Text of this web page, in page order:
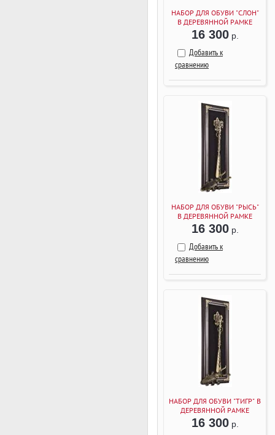
НАБОР ДЛЯ ОБУВИ "СЛОН"
В ДЕРЕВЯННОЙ РАМКЕ
(ВЕНГЕ)
16 300р.
Добавить к
сравнению
НАБОР ДЛЯ ОБУВИ "РЫСЬ"
В ДЕРЕВЯННОЙ РАМКЕ
(ВЕНГЕ)
16 300р.
Добавить к
сравнению
НАБОР ДЛЯ ОБУВИ "ТИГР" В
ДЕРЕВЯННОЙ РАМКЕ
(ВЕНГЕ)
16 300р.